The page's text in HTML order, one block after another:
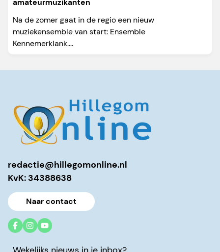
amateurmuzikanten
Na de zomer gaat in de regio een nieuw
muziekensemble van start: Ensemble
Kennemerklank....
redactie@hillegomonline.nl
KvK: 34388638
Naar contact